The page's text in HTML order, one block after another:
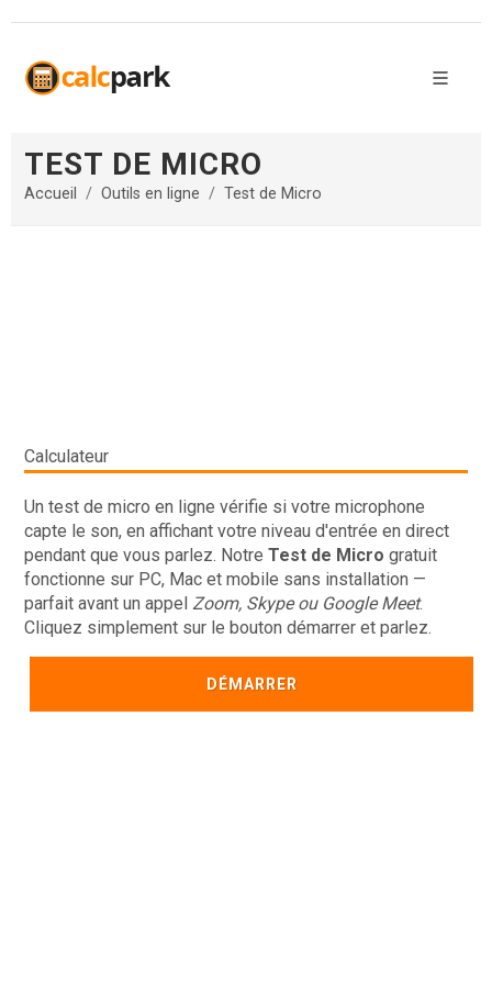
TEST DE MICRO
Accueil Outils en ligne Test de Micro
Calculateur
Un test de micro en ligne vérifie si votre microphone
capte le son, en affichant votre niveau d'entrée en direct
pendant que vous parlez. Notre Test de Micro gratuit
fonctionne sur PC, Mac et mobile sans installation —
parfait avant un appel Zoom, Skype ou Google Meet.
Cliquez simplement sur le bouton démarrer et parlez.
DÉMARRER